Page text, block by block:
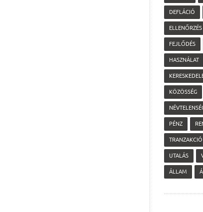
DEFLÁCIÓ
ELLENŐRZÉS
FEJLŐDÉS
HASZNÁLAT
KÖZÖSSÉG
PÉNZ
TRANZAKCIÓ
UTALÁS
ÁLLAM